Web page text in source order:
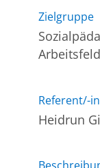
Zielgruppe
Referent/-
Heidrun